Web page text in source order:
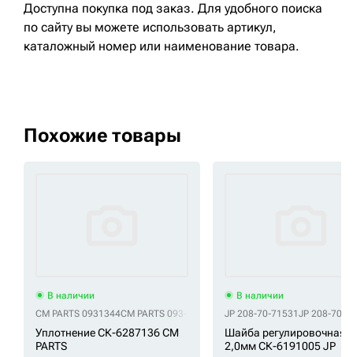
Доступна покупка под заказ. Для удобного поиска
по сайту вы можете использовать артикул,
каталожный номер или наименование товара.
Похожие товары
В наличии
CM PARTS 0931344CM PARTS 093-1344 CM PARTS 3678467CM PARTS
Уплотнение СК-6287136 CM
PARTS
В наличии
JP 208-70-71531 JP 208-70-
Шайба регулировочная
2,0мм СК-6191005 JP